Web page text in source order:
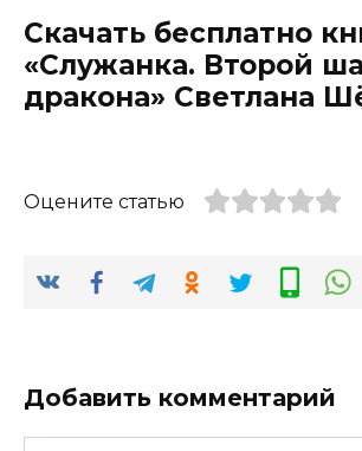
Скачать бесплатно
«Служанка. Второй
дракона» Светлана
Оцените статью
Добавить комментарий